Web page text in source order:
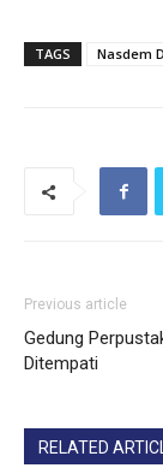
TAGS Nasdem
Previous article
Gedung
Ditempati
RELATED